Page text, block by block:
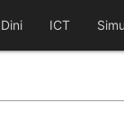
Dini ICT